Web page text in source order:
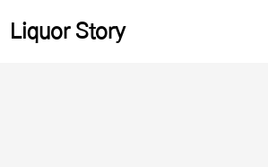
Liquor Story